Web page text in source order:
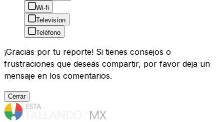
Wi-fi
Televisíon
Teléfono
¡Gracias por tu reporte! Si tienes consejos o
frustraciones que deseas compartir, por favor deja un
mensaje en los comentarios.
Cerrar